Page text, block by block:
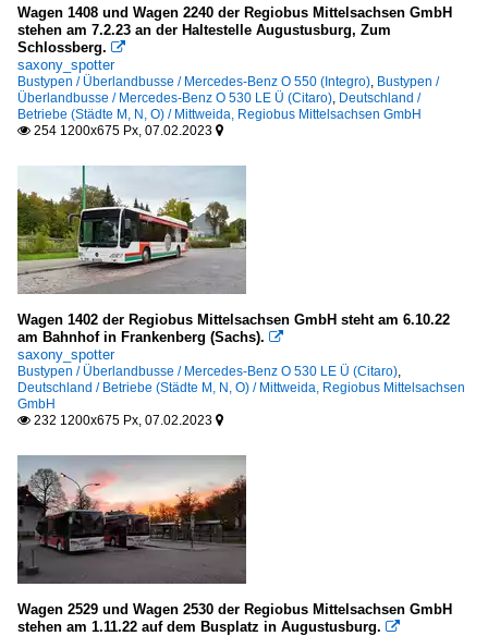
Wagen 1408 und Wagen 2240 der Regiobus Mittelsachsen GmbH
stehen am 7.2.23 an der Haltestelle Augustusburg, Zum
Schlossberg. 
saxony_spotter
Bustypen / Überlandbusse / Mercedes-Benz O 550 (Integro), Bustypen /
Überlandbusse / Mercedes-Benz O 530 LE Ü (Citaro), Deutschland /
Betriebe (Städte M, N, O) / Mittweida, Regiobus Mittelsachsen GmbH
 254 1200x675 Px, 07.02.2023 
Wagen 1402 der Regiobus Mittelsachsen GmbH steht am 6.10.22
am Bahnhof in Frankenberg (Sachs). 
saxony_spotter
Bustypen / Überlandbusse / Mercedes-Benz O 530 LE Ü (Citaro),
Deutschland / Betriebe (Städte M, N, O) / Mittweida, Regiobus Mittelsachsen
GmbH
 232 1200x675 Px, 07.02.2023 
Wagen 2529 und Wagen 2530 der Regiobus Mittelsachsen GmbH
stehen am 1.11.22 auf dem Busplatz in Augustusburg. 